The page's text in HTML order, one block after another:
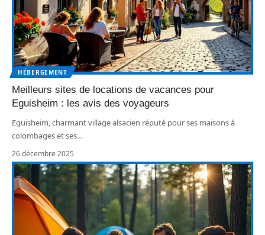
HÉBERGEMENT
Meilleurs sites de locations de vacances pour
Eguisheim : les avis des voyageurs
Eguisheim, charmant village alsacien réputé pour ses maisons à
colombages et ses…
26 décembre 2025